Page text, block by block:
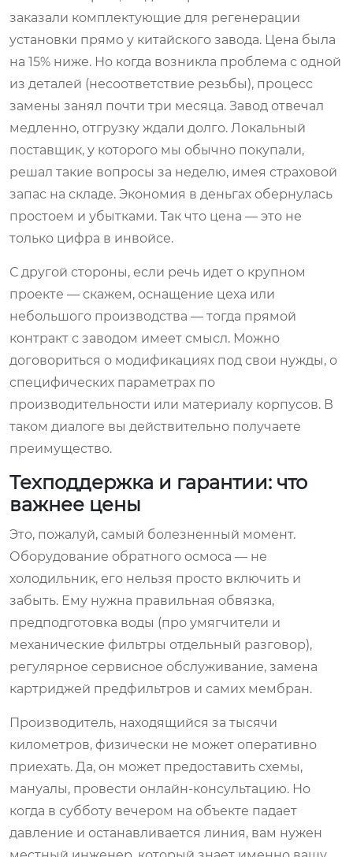
заказали комплектующие для регенерации
установки прямо у китайского завода. Цена была
на 15% ниже. Но когда возникла проблема с одной
из деталей (несоответствие резьбы), процесс
замены занял почти три месяца. Завод отвечал
медленно, отгрузку ждали долго. Локальный
поставщик, у которого мы обычно покупали,
решал такие вопросы за неделю, имея страховой
запас на складе. Экономия в деньгах обернулась
простоем и убытками. Так что цена — это не
только цифра в инвойсе.
С другой стороны, если речь идет о крупном
проекте — скажем, оснащение цеха или
небольшого производства — тогда прямой
контракт с заводом имеет смысл. Можно
договориться о модификациях под свои нужды, о
специфических параметрах по
производительности или материалу корпусов. В
таком диалоге вы действительно получаете
преимущество.
Техподдержка и гарантии: что
важнее цены
Это, пожалуй, самый болезненный момент.
Оборудование обратного осмоса — не
холодильник, его нельзя просто включить и
забыть. Ему нужна правильная обвязка,
предподготовка воды (про умягчители и
механические фильтры отдельный разговор),
регулярное сервисное обслуживание, замена
картриджей предфильтров и самих мембран.
Производитель, находящийся за тысячи
километров, физически не может оперативно
приехать. Да, он может предоставить схемы,
мануалы, провести онлайн-консультацию. Но
когда в субботу вечером на объекте падает
давление и останавливается линия, вам нужен